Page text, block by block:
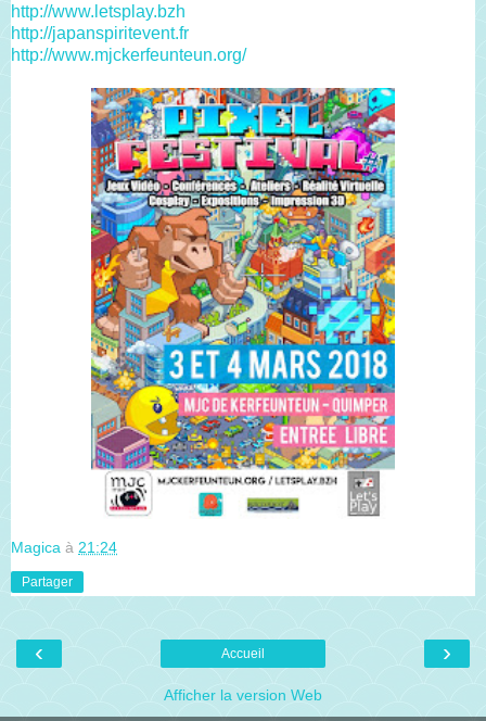
http://www.letsplay.bzh
http://japanspiritevent.fr
http://www.mjckerfeunteun.org/
Magica à 21:24
Partager
‹ ›
Accueil
Afficher la version Web